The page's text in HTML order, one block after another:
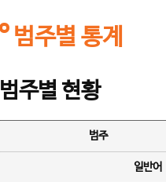
범주별 통계
범주별 현황
범주
일반어